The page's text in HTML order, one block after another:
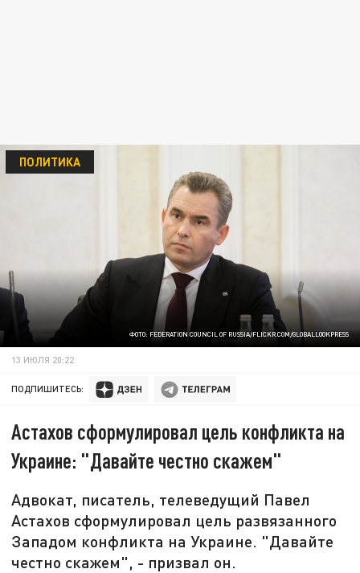
ФОТО: FEDERATION COUNCIL OF RUSSIA/FLICKR.COM/GLOBALLOOKPRESS
ПОЛИТИКА
13 ИЮЛЯ 20:22
ПОДПИШИТЕСЬ:
Астахов сформулировал цель конфликта на
Украине: "Давайте честно скажем"
Адвокат, писатель, телеведущий Павел
Астахов сформулировал цель развязанного
Западом конфликта на Украине. "Давайте
честно скажем", - призвал он.